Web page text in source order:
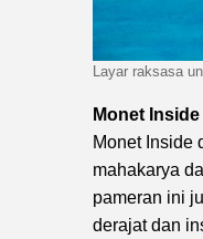
Layar raksasa
Monet Inside
Monet Inside
mahakarya
pameran ini
derajat dan